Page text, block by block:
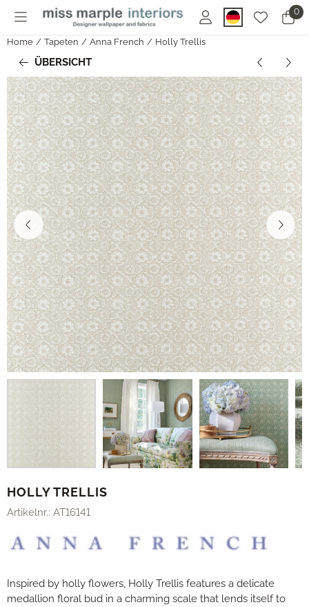
Cookie-Einstellungen sind derzeit geschlossen. 0
Home / Tapeten / Anna French / Holly Trellis
ÜBERSICHT
HOLLY TRELLIS
Artikelnr.: AT16141
Inspired by holly flowers, Holly Trellis features a delicate
medallion floral bud in a charming scale that lends itself to